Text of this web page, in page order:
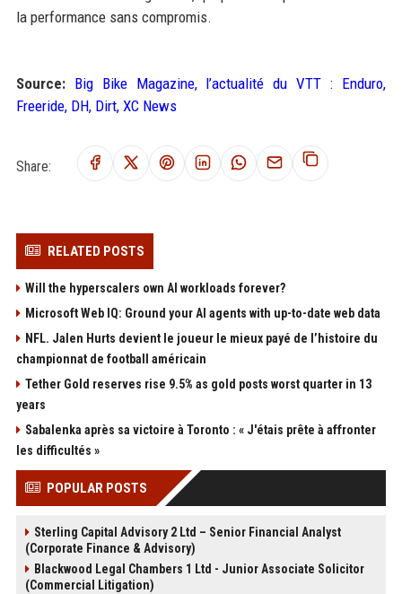
la performance sans compromis.
Source: Big Bike Magazine, l’actualité du VTT : Enduro,
Freeride, DH, Dirt, XC News
Share:
RELATED POSTS
Will the hyperscalers own AI workloads forever?
Microsoft Web IQ: Ground your AI agents with up-to-date web data
NFL. Jalen Hurts devient le joueur le mieux payé de l’histoire du
championnat de football américain
Tether Gold reserves rise 9.5% as gold posts worst quarter in 13
years
Sabalenka après sa victoire à Toronto : « J'étais prête à affronter
les difficultés »
POPULAR POSTS
Sterling Capital Advisory 2 Ltd – Senior Financial Analyst
(Corporate Finance & Advisory)
Blackwood Legal Chambers 1 Ltd - Junior Associate Solicitor
(Commercial Litigation)